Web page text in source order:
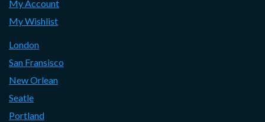
My Account
My Wishlist
London
San Fransisco
New Orlean
Seatle
Portland